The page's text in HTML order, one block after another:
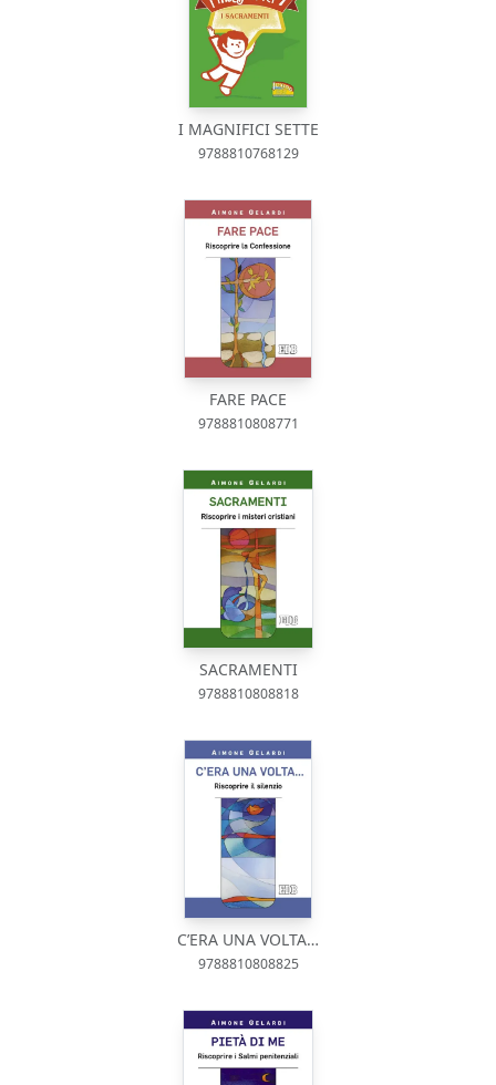
I MAGNIFICI SETTE
9788810768129
FARE PACE
9788810808771
SACRAMENTI
9788810808818
C’ERA UNA VOLTA…
9788810808825